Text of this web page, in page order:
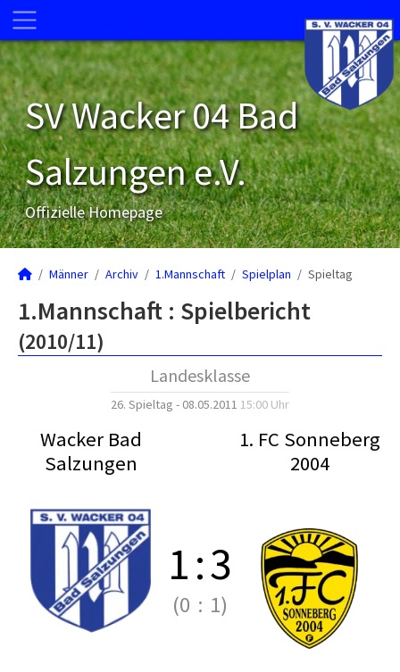
SV Wacker 04 Bad
Salzungen e.V.
Offizielle Homepage
Männer Archiv 1.Mannschaft Spielplan Spieltag
1.Mannschaft : Spielbericht
(2010/11)
Landesklasse
26. Spieltag - 08.05.2011 15:00 Uhr
Wacker Bad
Salzungen
1. FC Sonneberg
2004
1:3
(0 : 1)